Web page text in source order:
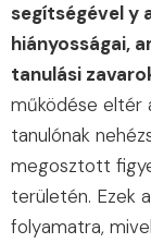
segítségével y
hiányosságai,
tanulási
működése eltér
tanulónak
megosztott
területén. Ezek
folyamatra,